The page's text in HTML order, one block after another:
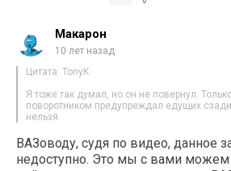
Макарон
10 лет назад
Цитата: TonyK
Я тоже так думал, но он не повернул.
поворотником предупреждал едущих
нельзя.
ВАЗоводу, судя по видео, данное
недоступно. Это мы с вами можем